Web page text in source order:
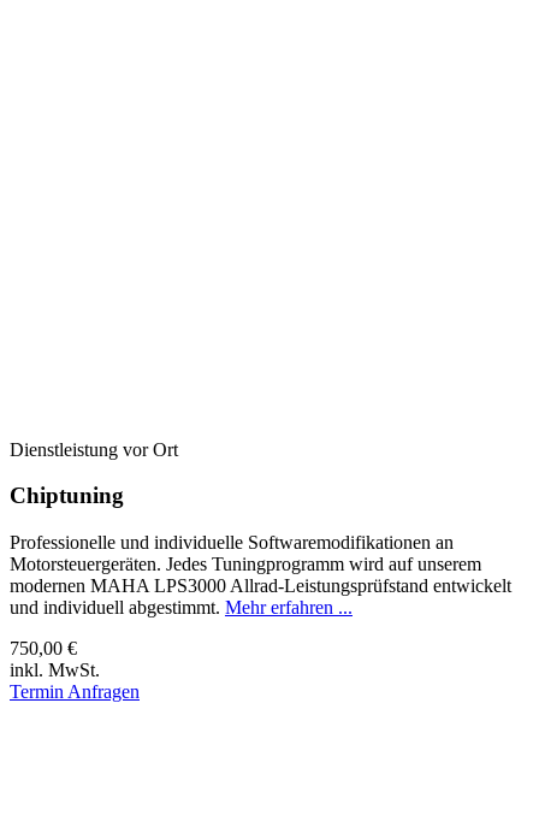
Dienstleistung vor Ort
Chiptuning
Professionelle und individuelle Softwaremodifikationen an
Motorsteuergeräten. Jedes Tuningprogramm wird auf unserem
modernen MAHA LPS3000 Allrad-Leistungsprüfstand entwickelt
und individuell abgestimmt. Mehr erfahren ...
750,00 €
inkl. MwSt.
Termin Anfragen